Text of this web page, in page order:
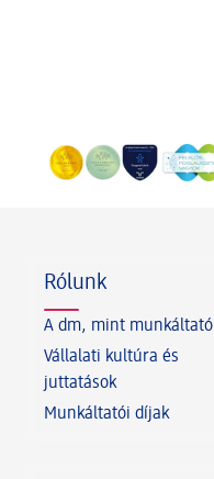
Rólunk
A dm, mint munkáltató
Vállalati kultúra és
juttatások
Munkáltatói díjak